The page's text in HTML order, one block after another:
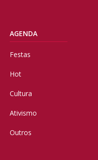
AGENDA
Festas
Hot
Cultura
Ativismo
Outros